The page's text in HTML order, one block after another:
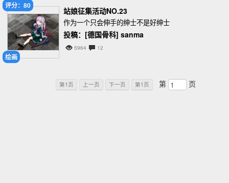
绘画
评分：80
站娘征集活动NO.23
作为一个只会伸手的绅士不是好绅士
投稿：[德国骨科] sanma
5964 12
第1页 上一页 下一页 第1页 第 页